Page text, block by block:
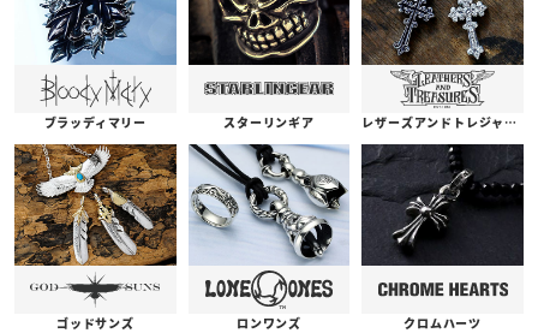
ブラッディマリー スターリンギア レザーズアンドトレジャーズ
ゴッドサンズ ロンワンズ クロムハーツ